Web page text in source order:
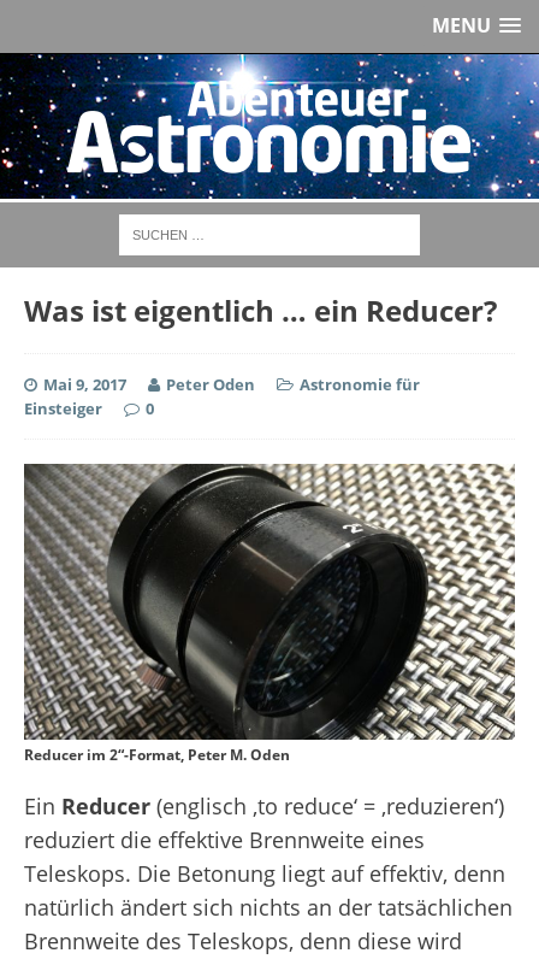
MENU
Was ist eigentlich … ein Reducer?
Mai 9, 2017 Peter Oden
Astronomie für
Einsteiger
0
Reducer im 2“-Format, Peter M. Oden
Ein Reducer (englisch ‚to reduce‘ = ‚reduzieren‘)
reduziert die effektive Brennweite eines
Teleskops. Die Betonung liegt auf effektiv, denn
natürlich ändert sich nichts an der tatsächlichen
Brennweite des Teleskops, denn diese wird